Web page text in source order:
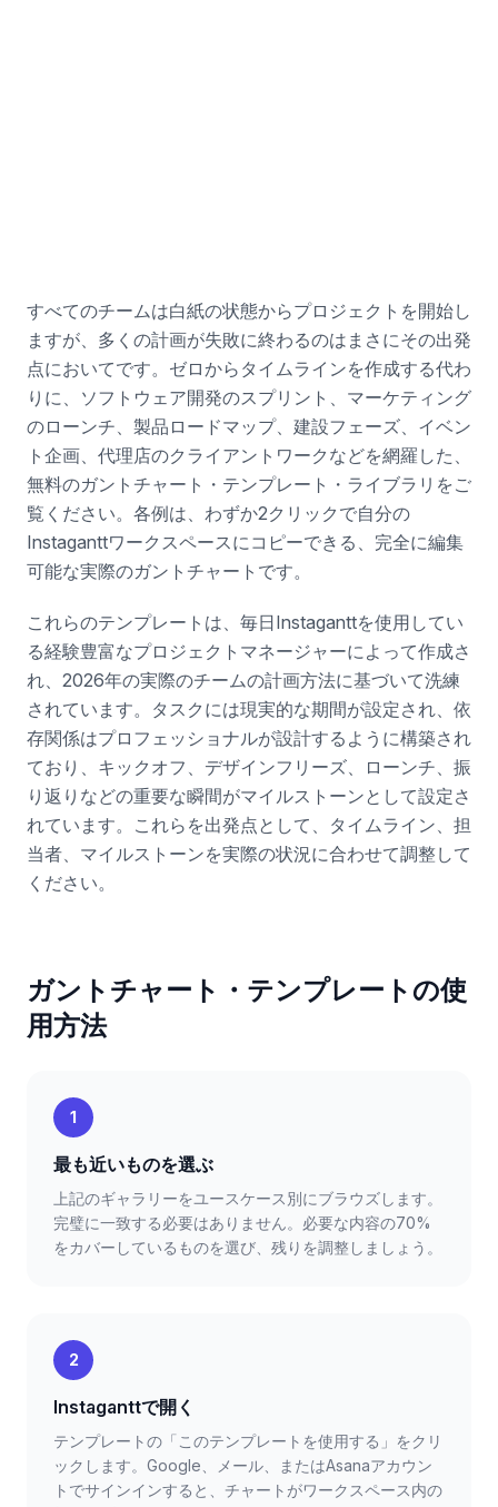
すべてのチームは白紙の状態からプロジェクトを開始し
ますが、多くの計画が失敗に終わるのはまさにその出発
点においてです。ゼロからタイムラインを作成する代わ
りに、ソフトウェア開発のスプリント、マーケティング
のローンチ、製品ロードマップ、建設フェーズ、イベン
ト企画、代理店のクライアントワークなどを網羅した、
無料のガントチャート・テンプレート・ライブラリをご
覧ください。各例は、わずか2クリックで自分の
Instaganttワークスペースにコピーできる、完全に編集
可能な実際のガントチャートです。
これらのテンプレートは、毎日Instaganttを使用してい
る経験豊富なプロジェクトマネージャーによって作成さ
れ、2026年の実際のチームの計画方法に基づいて洗練
されています。タスクには現実的な期間が設定され、依
存関係はプロフェッショナルが設計するように構築され
ており、キックオフ、デザインフリーズ、ローンチ、振
り返りなどの重要な瞬間がマイルストーンとして設定さ
れています。これらを出発点として、タイムライン、担
当者、マイルストーンを実際の状況に合わせて調整して
ください。
ガントチャート・テンプレートの使
用方法
1
最も近いものを選ぶ
上記のギャラリーをユースケース別にブラウズします。
完璧に一致する必要はありません。必要な内容の70%
をカバーしているものを選び、残りを調整しましょう。
2
Instaganttで開く
テンプレートの「このテンプレートを使用する」をクリ
ックします。Google、メール、またはAsanaアカウン
トでサインインすると、チャートがワークスペース内の